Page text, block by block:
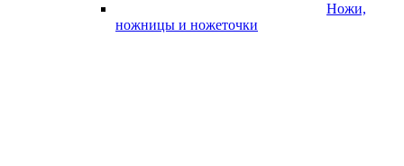
Ножи,
ножницы и ножеточки